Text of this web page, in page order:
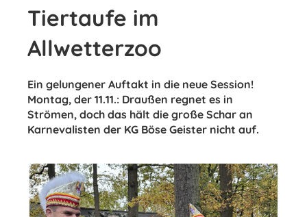
Tiertaufe im
Allwetterzoo
Ein gelungener Auftakt in die neue Session!
Montag, der 11.11.: Draußen regnet es in
Strömen, doch das hält die große Schar an
Karnevalisten der KG Böse Geister nicht auf.